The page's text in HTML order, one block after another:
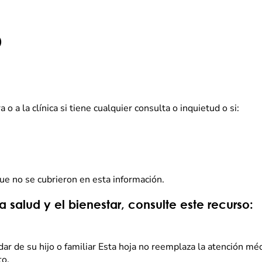
o a la clínica si tiene cualquier consulta o inquietud o si:
no se cubrieron en esta información.
salud y el bienestar, consulte este recurso:
de su hijo o familiar Esta hoja no reemplaza la atención